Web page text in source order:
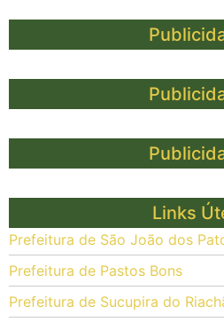
Links
Prefeitura de São João dos
Prefeitura de Pastos Bons
Prefeitura de Sucupira do